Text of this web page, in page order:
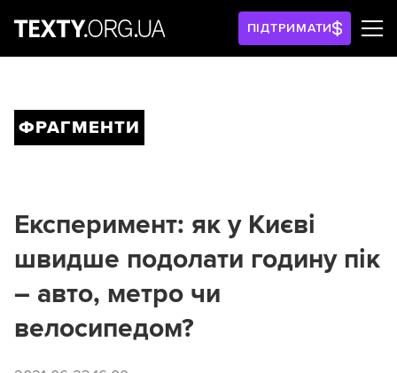
ПІДТРИМАТИ
ФРАГМЕНТИ
Експеримент: як у Києві
швидше подолати годину пік
– авто, метро чи
велосипедом?